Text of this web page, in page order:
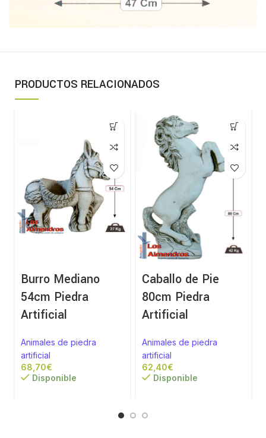
PRODUCTOS RELACIONADOS
Burro Mediano
54cm Piedra
Artificial
Animales de piedra
artificial
€
Disponible
Caballo de Pie
80cm Piedra
Artificial
Animales de piedra
artificial
€
Disponible